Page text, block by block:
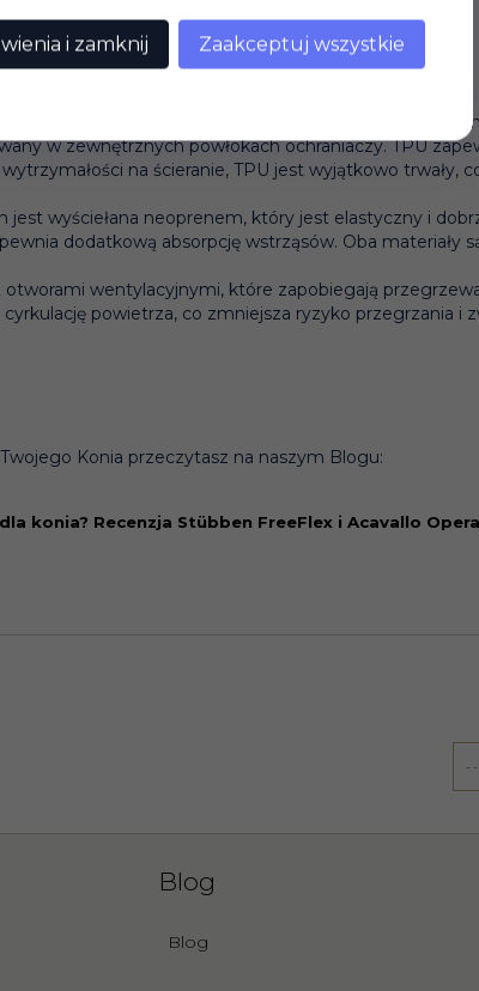
materiały o wyjątkowych właściwościach
w zewnętrznych powłokach ochraniaczy. TPU
na ścieranie, TPU jest wyjątkowo trwały,
jest wyściełana neoprenem, który jest elastyczny i
dodatkową absorpcję wstrząsów. Oba materiały
wentylacyjnymi, które zapobiegają
powietrza, co zmniejsza ryzyko przegrzania
Konia przeczytasz na naszym Blogu:
konia? Recenzja Stübben FreeFlex i Acavallo
Blog
Blog
i zamknij Zaakceptuj wszystkie